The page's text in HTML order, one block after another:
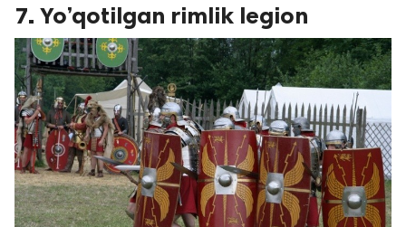
7. Yo’qotilgan rimlik legion